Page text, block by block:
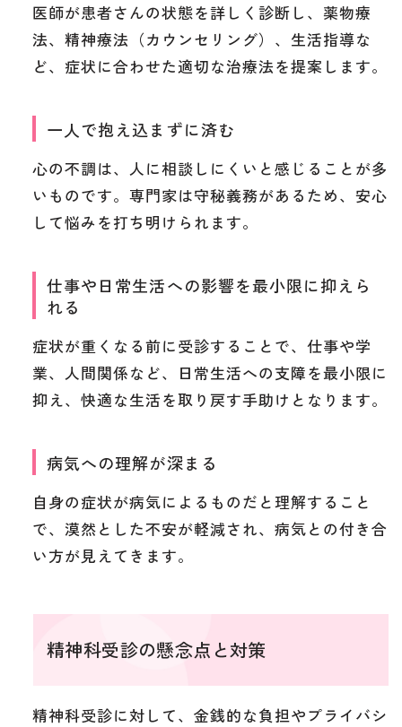
医師が患者さんの状態を詳しく診断し、薬物療
法、精神療法（カウンセリング）、生活指導な
ど、症状に合わせた適切な治療法を提案します。
一人で抱え込まずに済む
心の不調は、人に相談しにくいと感じることが多
いものです。専門家は守秘義務があるため、安心
して悩みを打ち明けられます。
仕事や日常生活への影響を最小限に抑えら
れる
症状が重くなる前に受診することで、仕事や学
業、人間関係など、日常生活への支障を最小限に
抑え、快適な生活を取り戻す手助けとなります。
病気への理解が深まる
自身の症状が病気によるものだと理解すること
で、漠然とした不安が軽減され、病気との付き合
い方が見えてきます。
精神科受診の懸念点と対策
精神科受診に対して、金銭的な負担やプライバシ